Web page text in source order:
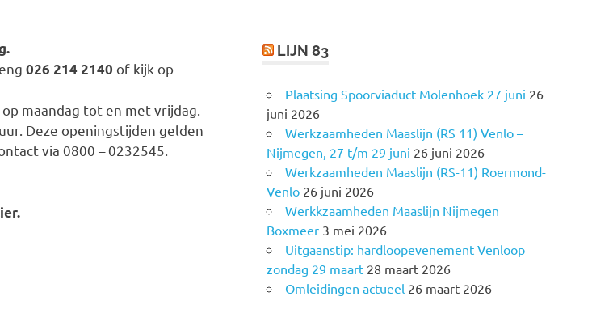
026 214 2140 of kijk op
maandag tot en met vrijdag.
Deze openingstijden gelden
via 0800 – 0232545.
LIJN 83
Plaatsing Spoorviaduct Molenhoek 27 juni 26
juni 2026
Werkzaamheden Maaslijn (RS 11) Venlo –
Nijmegen, 27 t/m 29 juni 26 juni 2026
Werkzaamheden Maaslijn (RS-11) Roermond-
Venlo 26 juni 2026
Werkkzaamheden Maaslijn Nijmegen
Boxmeer 3 mei 2026
Uitgaanstip: hardloopevenement Venloop
zondag 29 maart 28 maart 2026
Omleidingen actueel 26 maart 2026